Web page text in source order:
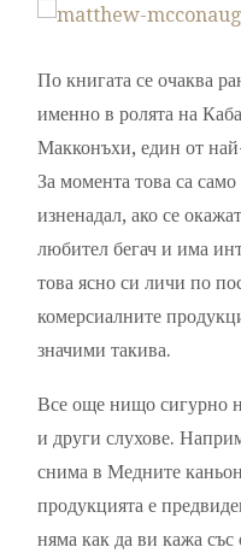
По книгата се очаква
именно в ролята на
Макконъхи, един от
За момента това са
изненадал, ако се
любител бегач и има
това ясно си личи по
комерсиалните
значими такива.
Все още нищо сигурно
и други слухове.
снима в Медните
продукцията е
няма как да ви кажа със